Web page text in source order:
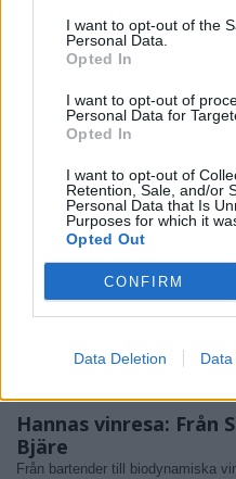
I want to opt-out of the
Personal Data.
Opted In
I want to opt-out of
Personal Data for
Opted In
I want to opt-out of
Retention, Sale, and/or
Personal Data that Is
Purposes for which it
Opted Out
CONFIRM
Data Deletion Data
"Som att komma
Långintervju med terrorexperten
MAT & DRYCK 2026-08-03 KL.
Hannas vinresa: Från
Bjäre
Från bartender till biodynamiska